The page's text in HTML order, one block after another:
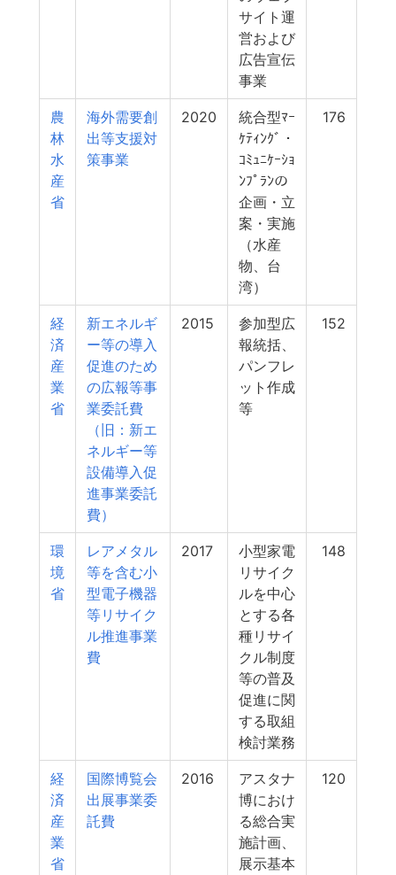
サイト運
営および
広告宣伝
事業
農
林
水
産
省
海外需要創
出等支援対
策事業
2020
統合型ﾏｰ
ｹﾃｨﾝｸﾞ・
ｺﾐｭﾆｹｰｼｮ
ﾝﾌﾟﾗﾝの
企画・立
案・実施
（水産
物、台
湾）
176
経
済
産
業
省
新エネルギ
ー等の導入
促進のため
の広報等事
業委託費
（旧：新エ
ネルギー等
設備導入促
進事業委託
費）
2015
参加型広
報統括、
パンフレ
ット作成
等
152
環
境
省
レアメタル
等を含む小
型電子機器
等リサイク
ル推進事業
費
2017
小型家電
リサイク
ルを中心
とする各
種リサイ
クル制度
等の普及
促進に関
する取組
検討業務
148
経
済
産
業
省
国際博覧会
出展事業委
託費
2016
アスタナ
博におけ
る総合実
施計画、
展示基本
120